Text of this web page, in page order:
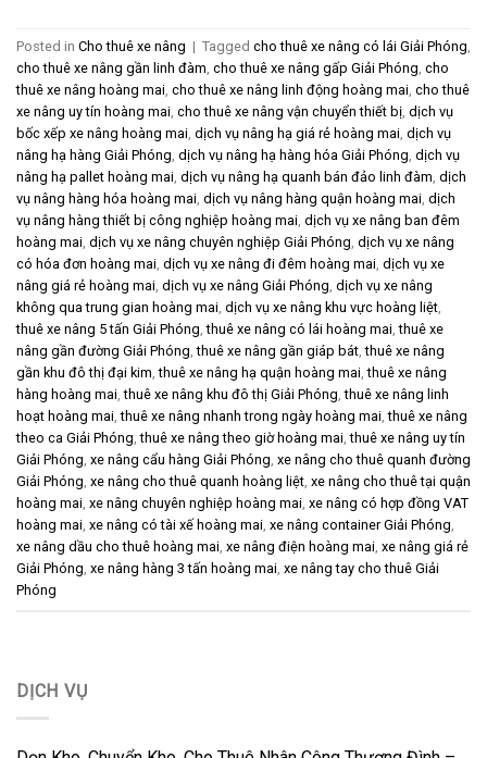
Posted in Cho thuê xe nâng | Tagged cho thuê xe nâng có lái Giải Phóng,
cho thuê xe nâng gần linh đàm, cho thuê xe nâng gấp Giải Phóng, cho
thuê xe nâng hoàng mai, cho thuê xe nâng linh động hoàng mai, cho thuê
xe nâng uy tín hoàng mai, cho thuê xe nâng vận chuyển thiết bị, dịch vụ
bốc xếp xe nâng hoàng mai, dịch vụ nâng hạ giá rẻ hoàng mai, dịch vụ
nâng hạ hàng Giải Phóng, dịch vụ nâng hạ hàng hóa Giải Phóng, dịch vụ
nâng hạ pallet hoàng mai, dịch vụ nâng hạ quanh bán đảo linh đàm, dịch
vụ nâng hàng hóa hoàng mai, dịch vụ nâng hàng quận hoàng mai, dịch
vụ nâng hàng thiết bị công nghiệp hoàng mai, dịch vụ xe nâng ban đêm
hoàng mai, dịch vụ xe nâng chuyên nghiệp Giải Phóng, dịch vụ xe nâng
có hóa đơn hoàng mai, dịch vụ xe nâng đi đêm hoàng mai, dịch vụ xe
nâng giá rẻ hoàng mai, dịch vụ xe nâng Giải Phóng, dịch vụ xe nâng
không qua trung gian hoàng mai, dịch vụ xe nâng khu vực hoàng liệt,
thuê xe nâng 5 tấn Giải Phóng,thuê xe nâng có lái hoàng mai,thuê xe
nâng gần đường Giải Phóng,thuê xe nâng gần giáp bát,thuê xe nâng
gần khu đô thị đại kim,thuê xe nâng hạ quận hoàng mai,thuê xe nâng
hàng hoàng mai,thuê xe nâng khu đô thị Giải Phóng,thuê xe nâng linh
hoạt hoàng mai,thuê xe nâng nhanh trong ngày hoàng mai,thuê xe nâng
theo ca Giải Phóng,thuê xe nâng theo giờ hoàng mai,thuê xe nâng uy tín
Giải Phóng, xe nâng cẩu hàng Giải Phóng, xe nâng cho thuê quanh đường
Giải Phóng, xe nâng cho thuê quanh hoàng liệt, xe nâng cho thuê tại quận
hoàng mai, xe nâng chuyên nghiệp hoàng mai, xe nâng có hợp đồng VAT
hoàng mai, xe nâng có tài xế hoàng mai, xe nâng container Giải Phóng,
xe nâng dầu cho thuê hoàng mai, xe nâng điện hoàng mai, xe nâng giá rẻ
Giải Phóng, xe nâng hàng 3 tấn hoàng mai, xe nâng tay cho thuê Giải
Phóng
DỊCH VỤ